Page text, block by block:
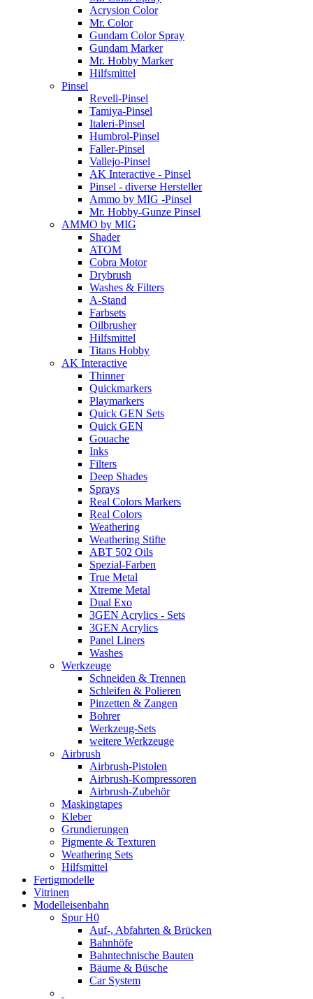
Acrysion Color
Mr. Color
Gundam Color Spray
Gundam Marker
Mr. Hobby Marker
Hilfsmittel
Pinsel
Revell-Pinsel
Tamiya-Pinsel
Italeri-Pinsel
Humbrol-Pinsel
Faller-Pinsel
Vallejo-Pinsel
AK Interactive - Pinsel
Pinsel - diverse Hersteller
Ammo by MIG -Pinsel
Mr. Hobby-Gunze Pinsel
AMMO by MIG
Shader
ATOM
Cobra Motor
Drybrush
Washes & Filters
A-Stand
Farbsets
Oilbrusher
Hilfsmittel
Titans Hobby
AK Interactive
Thinner
Quickmarkers
Playmarkers
Quick GEN Sets
Quick GEN
Gouache
Inks
Filters
Deep Shades
Sprays
Real Colors Markers
Real Colors
Weathering
Weathering Stifte
ABT 502 Oils
Spezial-Farben
True Metal
Xtreme Metal
Dual Exo
3GEN Acrylics - Sets
3GEN Acrylics
Panel Liners
Washes
Werkzeuge
Schneiden & Trennen
Schleifen & Polieren
Pinzetten & Zangen
Bohrer
Werkzeug-Sets
weitere Werkzeuge
Airbrush
Airbrush-Pistolen
Airbrush-Kompressoren
Airbrush-Zubehör
Maskingtapes
Kleber
Grundierungen
Pigmente & Texturen
Weathering Sets
Hilfsmittel
Fertigmodelle
Vitrinen
Modelleisenbahn
Spur H0
Auf-, Abfahrten & Brücken
Bahnhöfe
Bahntechnische Bauten
Bäume & Büsche
Car System